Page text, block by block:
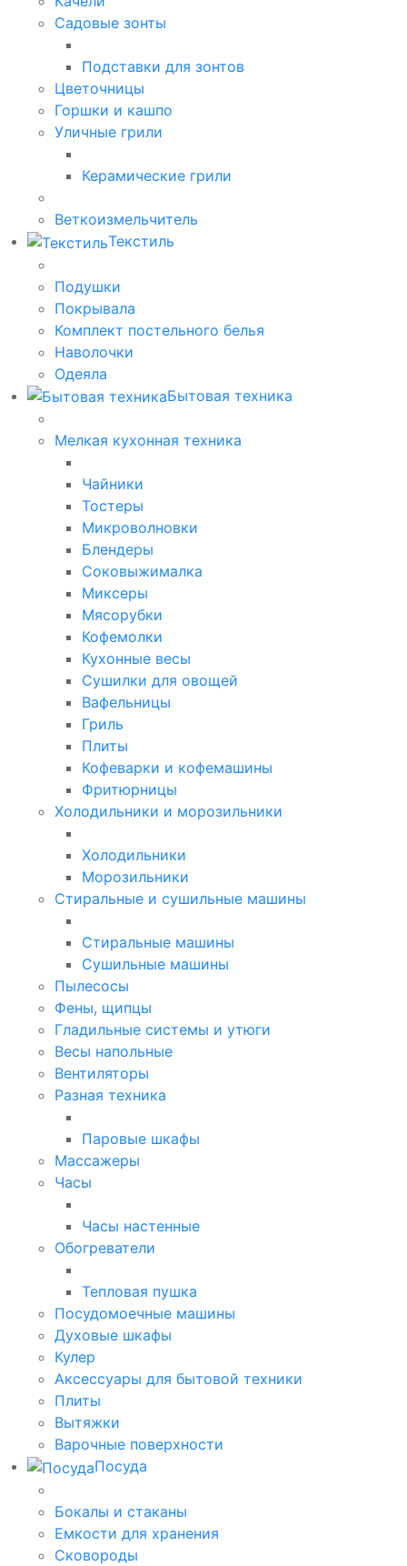
Садовые зонты
Подставки для зонтов
Цветочницы
Горшки и кашпо
Уличные грили
Керамические грили
Веткоизмельчитель
Текстиль
Подушки
Покрывала
Комплект постельного белья
Наволочки
Одеяла
Бытовая техника
Мелкая кухонная техника
Чайники
Тостеры
Микроволновки
Блендеры
Соковыжималка
Миксеры
Мясорубки
Кофемолки
Кухонные весы
Сушилки для овощей
Вафельницы
Гриль
Плиты
Кофеварки и кофемашины
Фритюрницы
Холодильники и морозильники
Холодильники
Морозильники
Стиральные и сушильные машины
Стиральные машины
Сушильные машины
Пылесосы
Фены, щипцы
Гладильные системы и утюги
Весы напольные
Вентиляторы
Разная техника
Паровые шкафы
Массажеры
Часы
Часы настенные
Обогреватели
Тепловая пушка
Посудомоечные машины
Духовые шкафы
Кулер
Аксессуары для бытовой техники
Плиты
Вытяжки
Варочные поверхности
Посуда
Бокалы и стаканы
Емкости для хранения
Сковороды